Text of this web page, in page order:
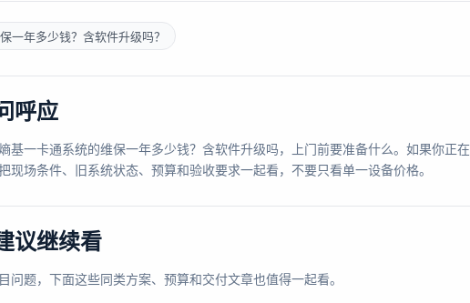
一年多少钱？含软件升级吗？
呼应
基一卡通系统的维保一年多少钱？含软件升级吗，上门前要准备什么。如果你正在
现场条件、旧系统状态、预算和验收要求一起看，不要只看单一设备价格。
议继续看
问题，下面这些同类方案、预算和交付文章也值得一起看。